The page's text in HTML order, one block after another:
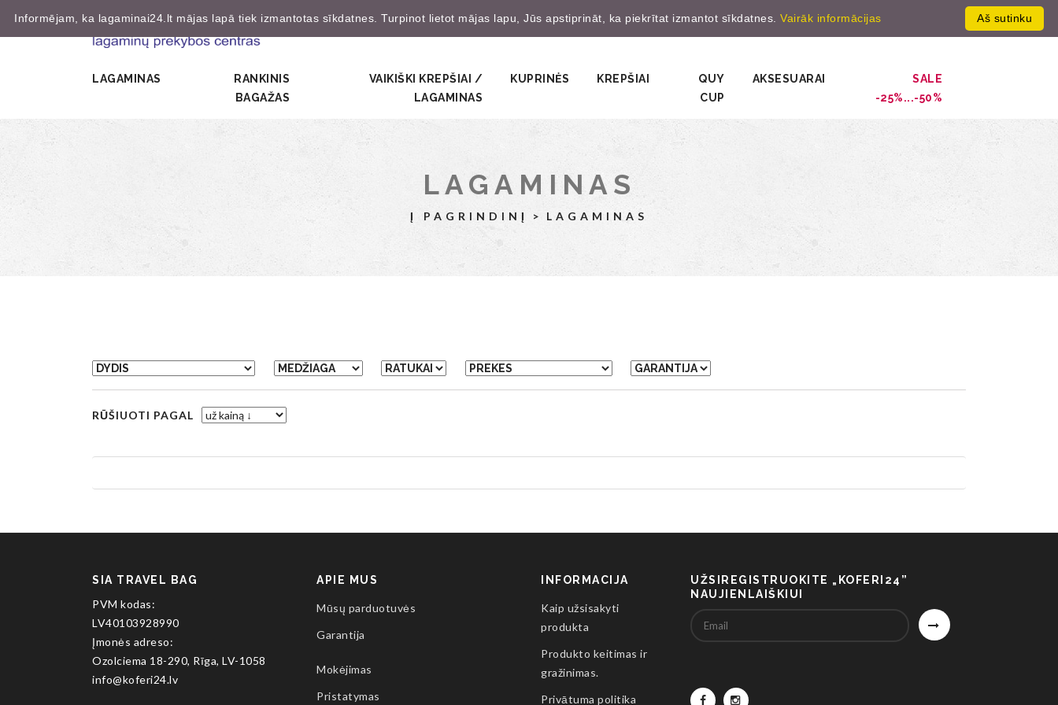
0
Užsiregistruot
Prisijungti
LAGAMINAS
RANKINIS
BAGAŽAS
VAIKIŠKI KREPŠIAI /
LAGAMINAS
KUPRINĖS KREPŠIAI
QUY
CUP
AKSESUARAI
SALE
-25%...-50%
LAGAMINAS
Į PAGRINDINĮ LAGAMINAS
RŪŠIUOTI PAGAL
SIA TRAVEL BAG
PVM kodas:
LV40103928990
Įmonės adreso:
Ozolciema 18-290, Rīga, LV-1058
info@koferi24.lv
APIE MUS
Mūsų parduotuvės
Garantija
Mokėjimas
Pristatymas
INFORMACIJA
Kaip užsisakyti
produkta
Produkto keitimas ir
gražinimas.
Privātuma politika
UŽSIREGISTRUOKITE „KOFERI24”
NAUJIENLAIŠKIUI
Aš sutinku
Informējam, ka lagaminai24.lt mājas lapā tiek izmantotas sīkdatnes. Turpinot lietot mājas lapu, Jūs apstiprināt, ka piekrītat izmantot sīkdatnes. Vairāk informācijas